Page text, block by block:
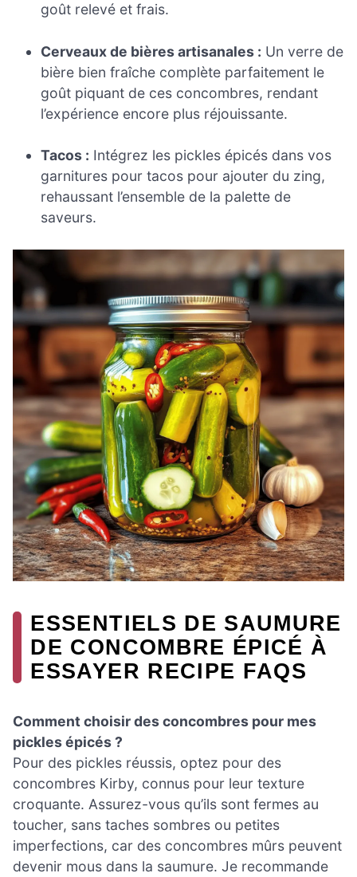
goût relevé et frais.
Cerveaux de bières artisanales : Un verre de
bière bien fraîche complète parfaitement le
goût piquant de ces concombres, rendant
l’expérience encore plus réjouissante.
Tacos : Intégrez les pickles épicés dans vos
garnitures pour tacos pour ajouter du zing,
rehaussant l’ensemble de la palette de
saveurs.
ESSENTIELS DE SAUMURE
DE CONCOMBRE ÉPICÉ À
ESSAYER RECIPE FAQS
Comment choisir des concombres pour mes
pickles épicés ?
Pour des pickles réussis, optez pour des
concombres Kirby, connus pour leur texture
croquante. Assurez-vous qu’ils sont fermes au
toucher, sans taches sombres ou petites
imperfections, car des concombres mûrs peuvent
devenir mous dans la saumure. Je recommande